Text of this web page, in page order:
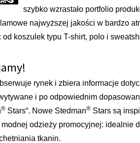
szybko wzrastało portfolio
najwyższej jakości w bardzo
koszulek typu T-shirt, polo i
rynek i zbiera informacje
i po odpowiednim
® Stars“. Nowe Stedman® Stars są
odzieży promocyjnej: idealnie
tkanin.